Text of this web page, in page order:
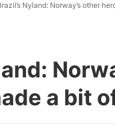
Nyland: Norway’s other
a bit